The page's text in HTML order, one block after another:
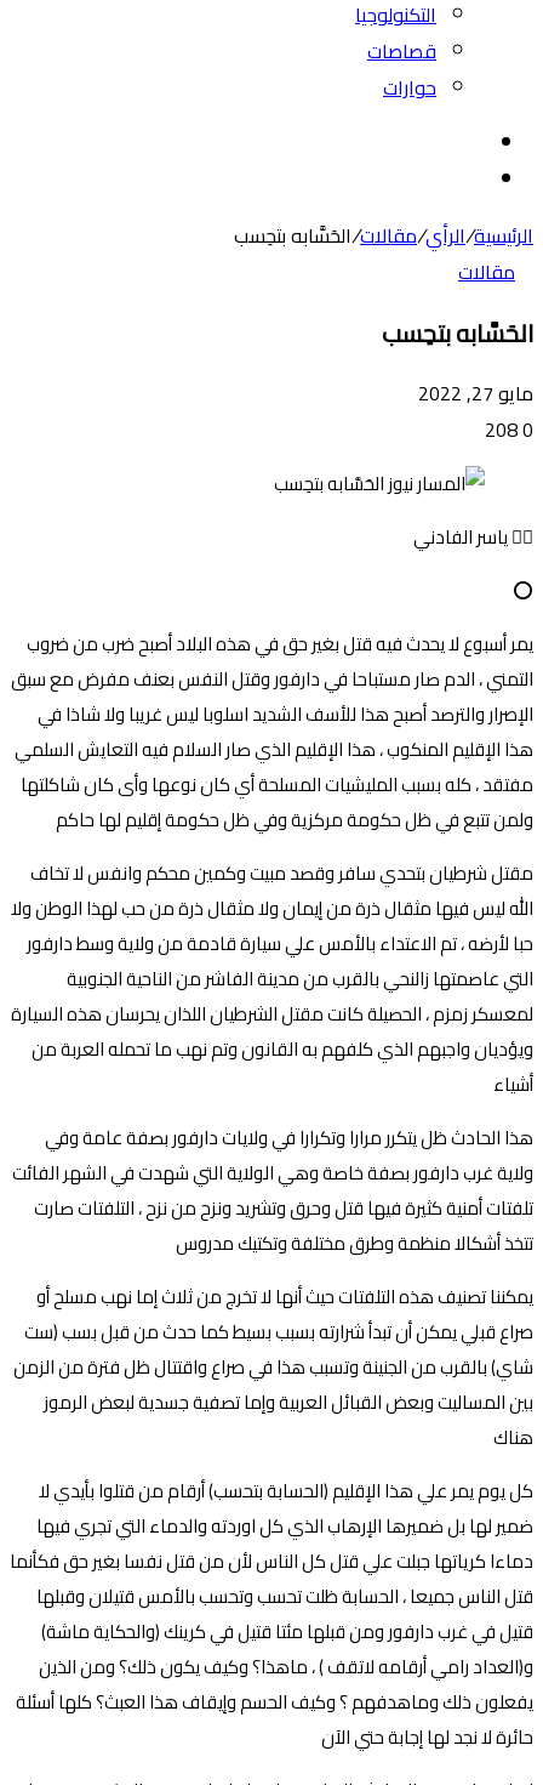
التكنولوجيا
قصاصات
حوارات
المظلم
الرئيسية/الرأي/مقالات/الحَسَّابه بتحِسب
مقالات
الحَسَّابه بتحِسب
مايو 27, 2022
0
✍🏻 ياسر الفادني
⭕
يمر أسبوع لا يحدث فيه قتل بغير حق في هذه البلاد أصبح ضرب من ضروب
التمني ، الدم صار مستباحا في دارفور وقتل النفس بعنف مفرض مع سبق
الإصرار والترصد أصبح هذا للأسف الشديد اسلوبا ليس غريبا ولا شاذا في
هذا الإقليم المنكوب ، هذا الإقليم الذي صار السلام فيه التعايش السلمي
مفتقد ، كله بسبب المليشيات المسلحة أي كان نوعها وأى كان شاكلتها
ولمن تتبع في ظل حكومة مركزية وفي ظل حكومة إقليم لها حاكم
مقتل شرطيان بتحدي سافر وقصد مبيت وكمين محكم وانفس لا تخاف
الله ليس فيها مثقال ذرة من إيمان ولا مثقال ذرة من حب لهذا الوطن ولا
حبا لأرضه ، تم الاعتداء بالأمس علي سيارة قادمة من ولاية وسط دارفور
التي عاصمتها زالنحي بالقرب من مدينة الفاشر من الناحية الجنوبية
لمعسكر زمزم ، الحصيلة كانت مقتل الشرطيان اللذان يحرسان هذه السيارة
ويؤديان واجبهم الذي كلفهم به القانون وتم نهب ما تحمله العربة من
أشياء
هذا الحادث ظل يتكرر مرارا وتكرارا في ولايات دارفور بصفة عامة وفي
ولاية غرب دارفور بصفة خاصة وهي الولاية التي شهدت في الشهر الفائت
تلفتات أمنية كثيرة فيها قتل وحرق وتشريد ونزح من نزح ، التلفتات صارت
تتخذ أشكالا منظمة وطرق مختلفة وتكتيك مدروس
يمكننا تصنيف هذه التلفتات حيث أنها لا تخرج من ثلاث إما نهب مسلح أو
صراع قبلي يمكن أن تبدأ شرارته بسبب بسيط كما حدث من قبل بسب (ست
شاي) بالقرب من الجنينة وتسبب هذا في صراع واقتتال ظل فترة من الزمن
بين المساليت وبعض القبائل العربية وإما تصفية جسدية لبعض الرموز
هناك
كل يوم يمر علي هذا الإقليم (الحسابة بتحسب) أرقام من قتلوا بأيدي لا
ضمير لها بل ضميرها الإرهاب الذي كل اوردته والدماء التي تجري فيها
دماءا كرياتها جبلت علي قتل كل الناس لأن من قتل نفسا بغير حق فكأنما
قتل الناس جميعا ، الحسابة ظلت تحسب وتحسب بالأمس قتيلان وقبلها
قتيل في غرب دارفور ومن قبلها مئتا قتيل في كرينك (والحكاية ماشة)
و(العداد رامي أرقامه لاتقف ) ، ماهذا؟ وكيف يكون ذلك؟ ومن الذين
يفعلون ذلك وماهدفهم ؟ وكيف الحسم وإيقاف هذا العبث؟ كلها أسئلة
حائرة لا نجد لها إجابة حتي الآن